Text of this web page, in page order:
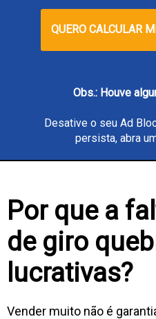
QUERO CALCULAR
Obs.: Houve
Desative o seu Ad
persista, abra
Por que a
de giro
lucrativas?
Vender muito não é